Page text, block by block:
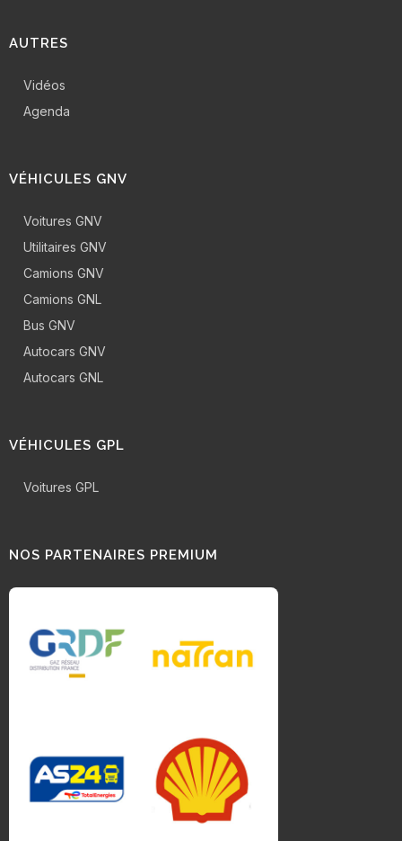
AUTRES
Vidéos
Agenda
VÉHICULES GNV
Voitures GNV
Utilitaires GNV
Camions GNV
Camions GNL
Bus GNV
Autocars GNV
Autocars GNL
VÉHICULES GPL
Voitures GPL
NOS PARTENAIRES PREMIUM